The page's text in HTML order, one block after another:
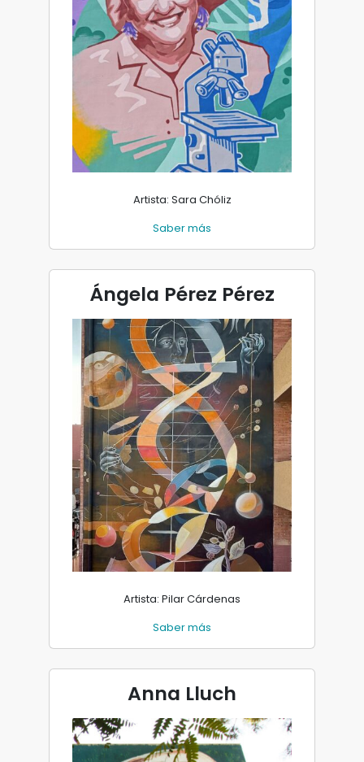
Artista: Sara Chóliz
Saber más
Ángela Pérez Pérez
Artista: Pilar Cárdenas
Saber más
Anna Lluch